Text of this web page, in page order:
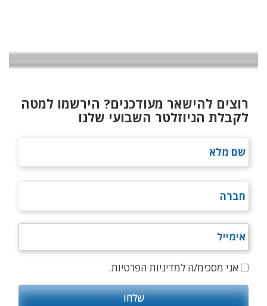
רוצים להישאר מעודכנים? הירשמו למטה
לקבלת הניוזלטר השבועי שלנו
אני מסכימ/ה למדיניות הפרטיות.